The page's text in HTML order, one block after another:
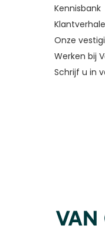
Kennisbank
Onze
Werken bij
Schrijf u in